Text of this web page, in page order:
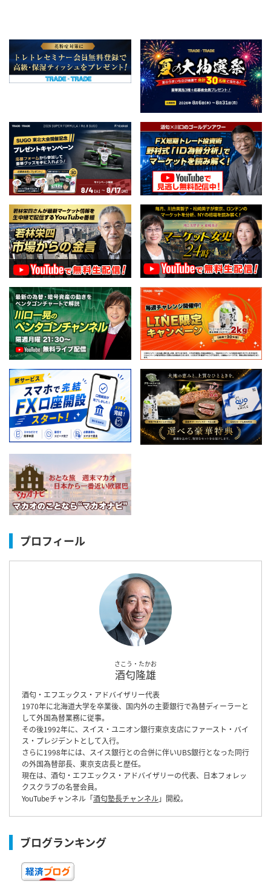
プロフィール
さこう・たかお
酒匂隆雄
酒匂・エフエックス・アドバイザリー代表
1970年に北海道大学を卒業後、国内外の主要銀行で為替ディーラーと
して外国為替業務に従事。
その後1992年に、スイス・ユニオン銀行東京支店にファースト・バイ
ス・プレジデントとして入行。
さらに1998年には、スイス銀行との合併に伴いUBS銀行となった同行
の外国為替部長、東京支店長と歴任。
現在は、酒匂・エフエックス・アドバイザリーの代表、日本フォレッ
クスクラブの名誉会員。
YouTubeチャンネル「酒匂塾長チャンネル」開設。
ブログランキング